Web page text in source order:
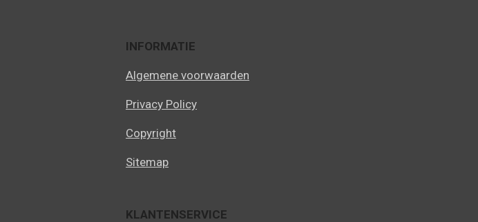
INFORMATIE
Algemene voorwaarden
Privacy Policy
Copyright
Sitemap
KLANTENSERVICE